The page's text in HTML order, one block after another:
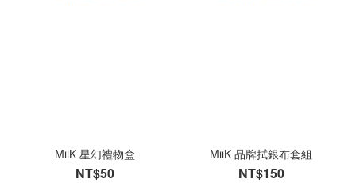
MiiK 星幻禮物盒
NT$50
MiiK 品牌拭銀布套組
NT$150